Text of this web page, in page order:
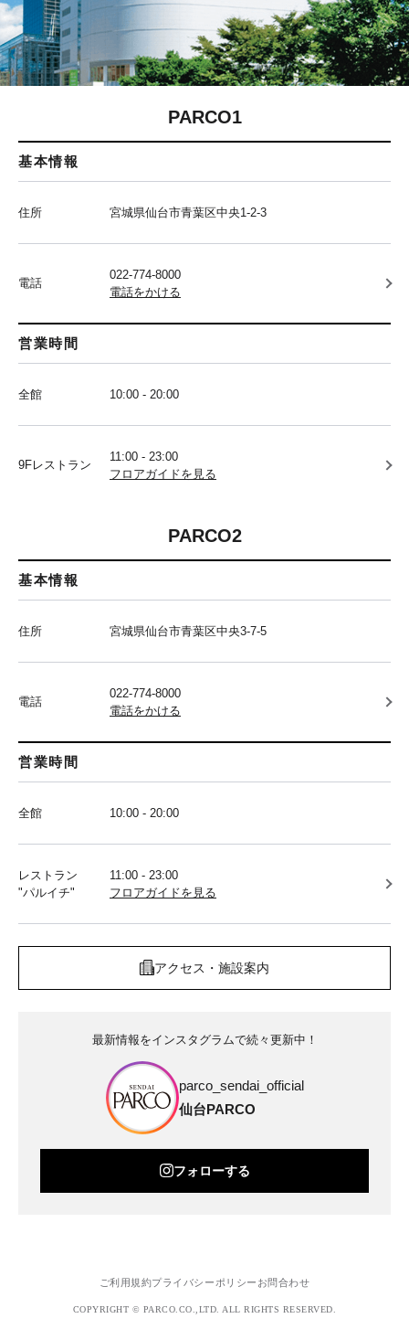
PARCO1
基本情報
住所 宮城県仙台市青葉区中央1-2-3
電話
022-774-8000
電話をかける
営業時間
全館 10:00 - 20:00
9Fレストラン
11:00 - 23:00
フロアガイドを見る
PARCO2
基本情報
住所 宮城県仙台市青葉区中央3-7-5
電話
022-774-8000
電話をかける
営業時間
全館 10:00 - 20:00
レストラン
"パルイチ"
11:00 - 23:00
フロアガイドを見る
アクセス・施設案内
最新情報をインスタグラムで続々更新中！
parco_sendai_official
仙台PARCO
フォローする
ご利用規約プライバシーポリシー お問合わせ
COPYRIGHT © PARCO.CO.,LTD. ALL RIGHTS RESERVED.